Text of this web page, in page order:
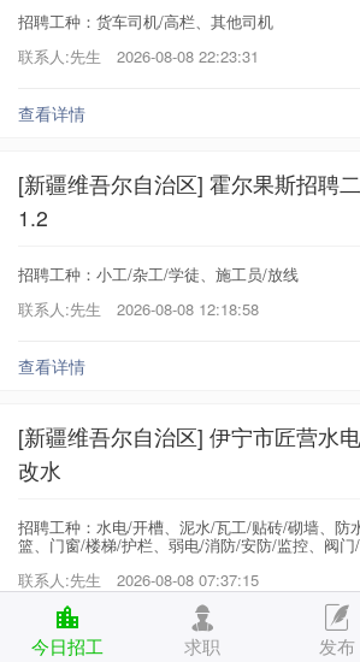
招聘工种：货车司机/高栏、其他司机
联系人:先生
2026-08-08 22:23:31
查看详情
[新疆维吾尔自治区] 霍尔果斯招聘
1.2
招聘工种：小工/杂工/学徒、施工员/放线
联系人:先生
2026-08-08 12:18:58
查看详情
[新疆维吾尔自治区] 伊宁市匠营水
改水
招聘工种：水电/开槽、泥水/瓦工/贴砖/砌墙、防
篮、门窗/楼梯/护栏、弱电/消防/安防/监控、阀门
联系人:先生
2026-08-08 07:37:15
查看详情
今日招工 求职 发布